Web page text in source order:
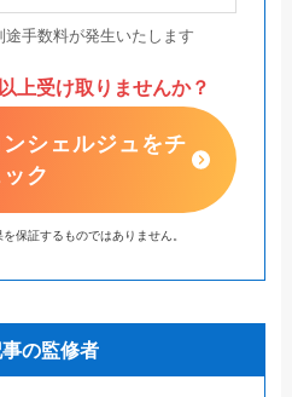
手数料が発生いたします
以上受け取りませんか？
ンシェルジュをチ
ック
保証するものではありません。
の監修者